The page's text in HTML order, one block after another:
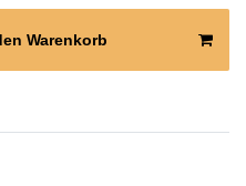
Warenkorb